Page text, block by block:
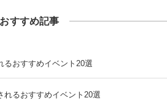
おすすめ記事
るおすすめイベント20選
れるおすすめイベント20選